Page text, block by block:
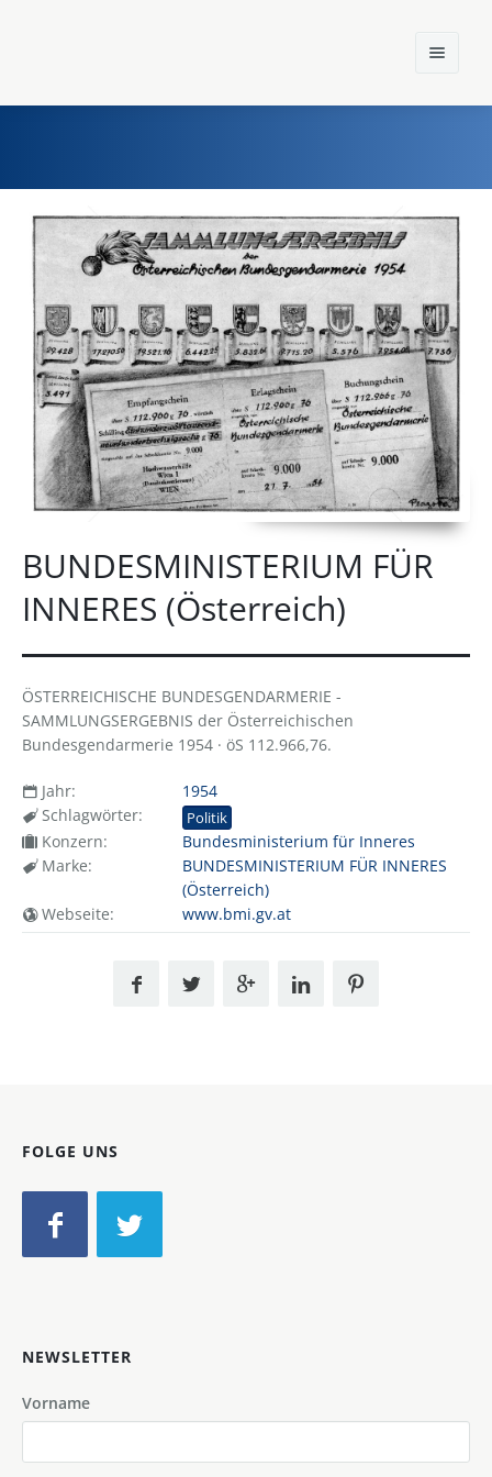
Home
Einst und Heute
Marken
Konzerne
Epoche
BUNDESMINISTERIUM FÜR
INNERES (Österreich)
ÖSTERREICHISCHE BUNDESGENDARMERIE -
SAMMLUNGSERGEBNIS der Österreichischen
Bundesgendarmerie 1954 · öS 112.966,76.
Jahr:
1954
Schlagwörter:
Politik
Konzern:
Bundesministerium für Inneres
Marke:
BUNDESMINISTERIUM FÜR INNERES
(Österreich)
Webseite:
www.bmi.gv.at
FOLGE UNS
NEWSLETTER
Vorname